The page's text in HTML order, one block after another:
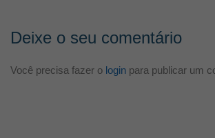
Deixe o seu comentário
Você precisa fazer o login para publicar um